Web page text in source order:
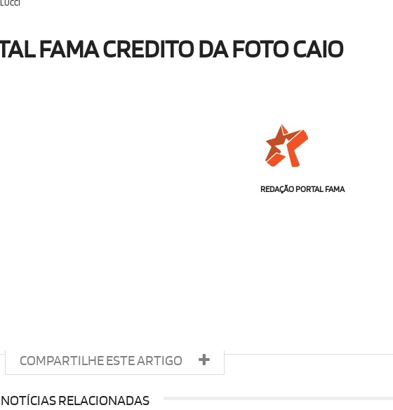
FAMA CREDITO DA FOTO CAIO
REDAÇÃO PORTAL FAMA
COMPARTILHE ESTE ARTIGO
NOTÍCIAS RELACIONADAS